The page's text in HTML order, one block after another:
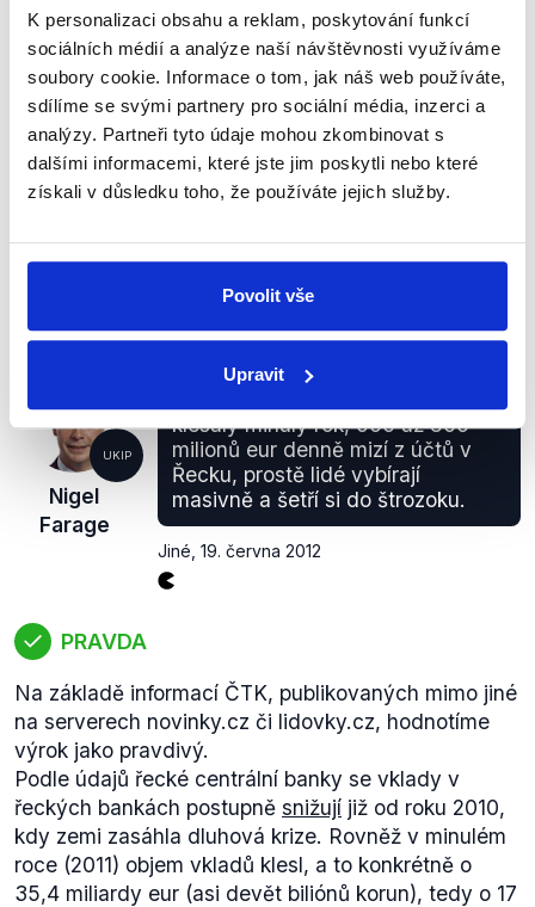
K personalizaci obsahu a reklam, poskytování funkcí
sociálních médií a analýze naší návštěvnosti využíváme
soubory cookie. Informace o tom, jak náš web používáte,
sdílíme se svými partnery pro sociální média, inzerci a
analýzy. Partneři tyto údaje mohou zkombinovat s
dalšími informacemi, které jste jim poskytli nebo které
získali v důsledku toho, že používáte jejich služby.
Povolit vše
Upravit
Evropského parlamentu umístěného na webových
stránkách youtube. Tvrzení je tedy hodnoceno jako
pravdivé.
Projev z 22. června 2011 byl směřován hlavně
předsedovi Evropské komise Manuelu Barossovi,
ale i Hermanu Van Rompuyovi. Nigel Farage v něm
hovoří o chybné predikci při předpokládaném vývoji
chybějící alternativu k řešení krize. Video je ke
shlédnutí na stránkách
UKIP
Nigel
Farage
klesaly minulý rok, 500 až 800
milionů eur denně mizí z účtů v
Řecku, prostě lidé vybírají
masivně a šetří si do štrozoku.
Jiné 19. června 2012
PRAVDA
Na základě informací ČTK, publikovaných mimo jiné
na serverech novinky.cz či lidovky.cz, hodnotíme
výrok jako pravdivý.
Podle údajů řecké centrální banky se vklady v
řeckých bankách postupně snižují již od roku 2010,
kdy zemi zasáhla dluhová krize. Rovněž v minulém
roce (2011) objem vkladů klesl, a to konkrétně o
35,4 miliardy eur (asi devět biliónů korun), tedy o 17